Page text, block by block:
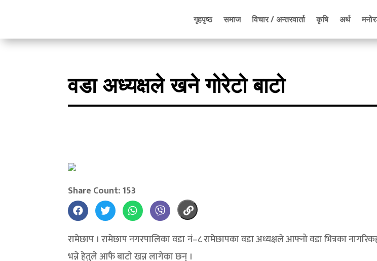
गृहपृष्ठ समाज विचार / अन्तरवार्ता कृषि अर्थ
वडा अध्यक्षले खने गोरेटो बाटो
Share Count: 153
रामेछाप । रामेछाप नगरपालिका वडा नं–८ रामेछापका वडा अध्यक्षले आफ्नो वडा भित्रका
भन्ने हेतुले आफै बाटो खन्न लागेका छन् ।